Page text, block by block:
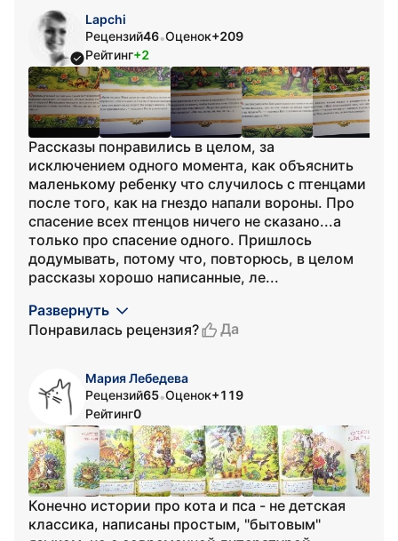
Lapchi
Рецензий46•Оценок+209
Рейтинг+2
Рассказы понравились в целом, за
исключением одного момента, как объяснить
маленькому ребенку что случилось с птенцами
после того, как на гнездо напали вороны. Про
спасение всех птенцов ничего не сказано...а
только про спасение одного. Пришлось
додумывать, потому что, повторюсь, в целом
рассказы хорошо написанные, ле...
Развернуть
Понравилась рецензия?
Да
Мария Лебедева
Рецензий65•Оценок+119
Рейтинг0
Конечно истории про кота и пса - не детская
классика, написаны простым, "бытовым"